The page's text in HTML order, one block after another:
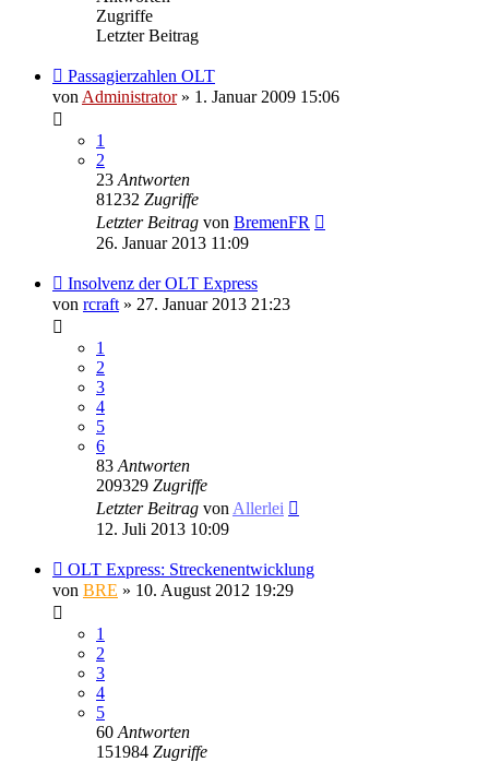
Zugriffe
Letzter Beitrag
Passagierzahlen OLT
von Administrator» 1. Januar 2009 15:06
1
2
23 Antworten
81232 Zugriffe
Letzter Beitrag von BremenFR
26. Januar 2013 11:09
Insolvenz der OLT Express
von rcraft » 27. Januar 2013 21:23
1
2
3
4
5
6
83 Antworten
209329 Zugriffe
Letzter Beitrag von Allerlei
12. Juli 2013 10:09
OLT Express: Streckenentwicklung
von BRE » 10. August 2012 19:29
1
2
3
4
5
60 Antworten
151984 Zugriffe